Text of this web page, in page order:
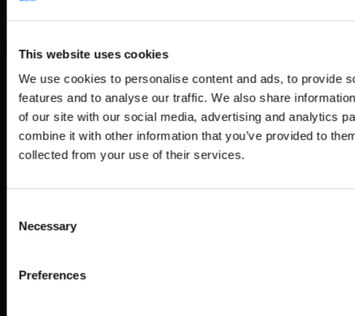
This website uses cookies
We use cookies to personalise content and ads, to provide
features and to analyse our traffic. We also share
of our site with our social media, advertising and analytics
combine it with other information that you’ve provided to
collected from your use of their services.
Selection
Necessary
Preferences